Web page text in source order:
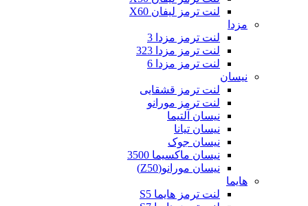
لنت ترمز لیفان X60
مزدا
لنت ترمز مزدا 3
لنت ترمز مزدا 323
لنت ترمز مزدا 6
نیسان
لنت ترمز قشقایی
لنت ترمز مورانو
نیسان آلتیما
نیسان تیانا
نیسان جوک
نیسان ماکسیما 3500
نیسان مورانو(Z50)
هایما
لنت ترمز هایما S5